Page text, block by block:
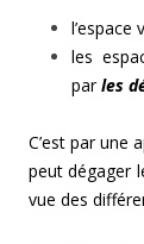
l’espace
les
parles
C’est par une
peut dégager
vue des